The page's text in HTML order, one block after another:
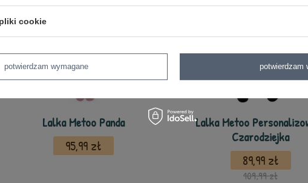
Lalka Metoo Panda
95,99 zł
Lalka Metoo
Czarodziejka
89,99 zł
109,99 zł
cookie
potwierdzam wymagane potwierdzam